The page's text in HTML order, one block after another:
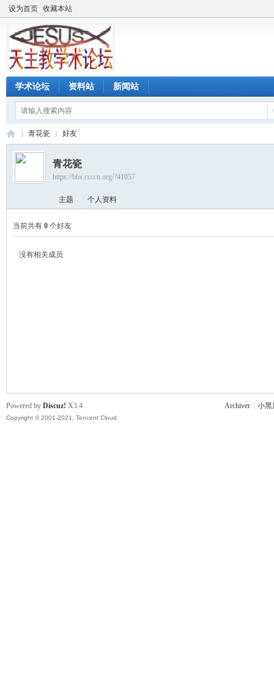
设为首页 收藏本站
学术论坛 资料站 新闻站
›
青花瓷 好友
青花瓷
https://bbs.ccccn.org/?41057
主题 个人资料
当前共有 0 个好友
没有相关成员
Archiver 小黑
Powered by Discuz! X3.4
Copyright © 2001-2021, Tencent Cloud.